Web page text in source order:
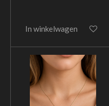
In winkelwagen